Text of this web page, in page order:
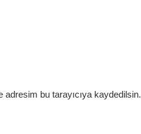
adresim bu tarayıcıya kaydedilsin.